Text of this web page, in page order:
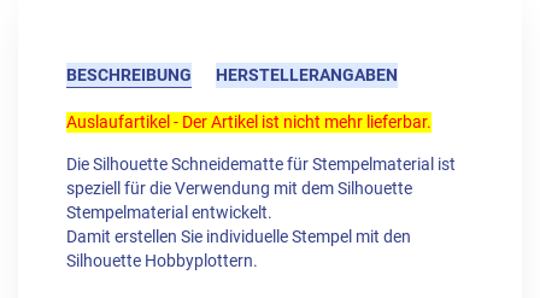
BESCHREIBUNG HERSTELLERANGABEN
Auslaufartikel - Der Artikel ist nicht mehr lieferbar.
Die Silhouette Schneidematte für Stempelmaterial ist
speziell für die Verwendung mit dem Silhouette
Stempelmaterial entwickelt.
Damit erstellen Sie individuelle Stempel mit den
Silhouette Hobbyplottern.